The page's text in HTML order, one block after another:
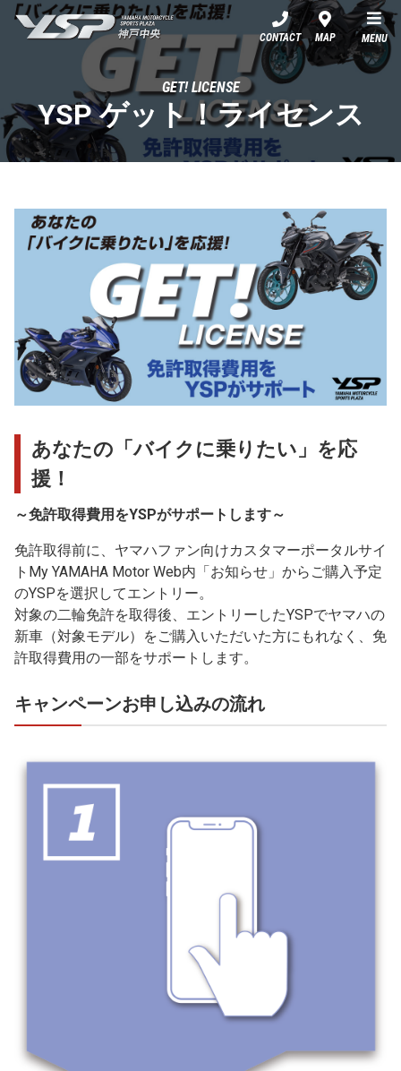
YSP神戸中央
CONTACT MAP MENU
GET! LICENSE
YSP ゲット！ライセンス
あなたの「バイクに乗りたい」を応
援！
～免許取得費用をYSPがサポートします～
免許取得前に、ヤマハファン向けカスタマーポータルサイ
トMy YAMAHA Motor Web内「お知らせ」からご購入予定
のYSPを選択してエントリー。
対象の二輪免許を取得後、エントリーしたYSPでヤマハの
新車（対象モデル）をご購入いただいた方にもれなく、免
許取得費用の一部をサポートします。
キャンペーンお申し込みの流れ